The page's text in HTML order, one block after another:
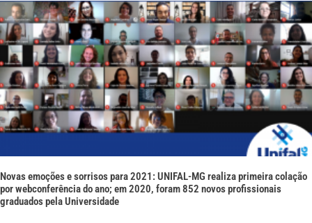
Novas emoções e sorrisos para 2021: UNIFAL-MG realiza primeira colação
por webconferência do ano; em 2020, foram 852 novos profissionais
graduados pela Universidade